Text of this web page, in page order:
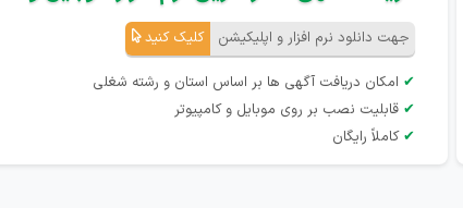
جهت دانلود نرم افزار و اپلیکیشن کلیک کنید
✔ امکان دریافت آگهی ها بر اساس استان و رشته شغلی
✔ قابلیت نصب بر روی موبایل و کامپیوتر
✔ کاملاً رایگان